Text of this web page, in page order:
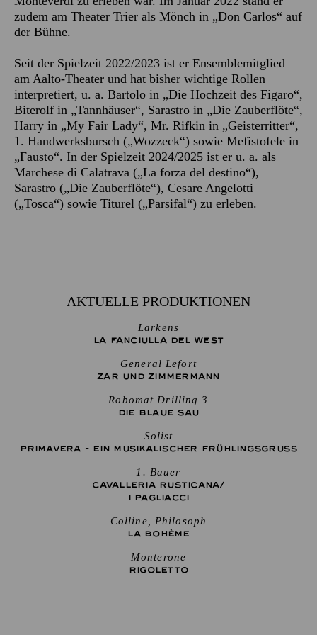
zudem am Theater Trier als Mönch in „Don Carlos“ auf
der Bühne.
Seit der Spielzeit 2022/2023 ist er Ensemblemitglied
am Aalto-Theater und hat bisher wichtige Rollen
interpretiert, u. a. Bartolo in „Die Hochzeit des Figaro“,
Biterolf in „Tannhäuser“, Sarastro in „Die Zauberflöte“,
Harry in „My Fair Lady“, Mr. Rifkin in „Geisterritter“,
1. Handwerksbursch („Wozzeck“) sowie Mefistofele in
„Fausto“. In der Spielzeit 2024/2025 ist er u. a. als
Marchese di Calatrava („La forza del destino“),
Sarastro („Die Zauberflöte“), Cesare Angelotti
(„Tosca“) sowie Titurel („Parsifal“) zu erleben.
AKTUELLE PRODUKTIONEN
Larkens
LA FANCIULLA DEL WEST
General Lefort
ZAR UND ZIMMERMANN
Robomat Drilling 3
DIE BLAUE SAU
Solist
PRIMAVERA - EIN MUSIKALISCHER FRÜHLINGSGRUSS
1. Bauer
CAVALLERIA RUSTICANA/
I PAGLIACCI
Colline, Philosoph
LA BOHÈME
Monterone
RIGO­LETTO